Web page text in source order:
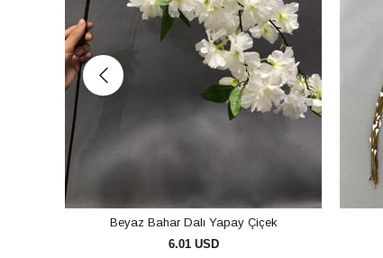
Beyaz Bahar Dalı Yapay Çiçek
6.01 USD